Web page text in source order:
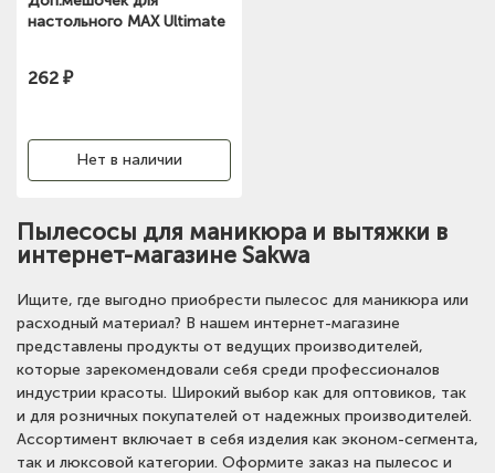
настольного MAX Ultimate
262 ₽
Нет в наличии
Пылесосы для маникюра и вытяжки в
интернет-магазине Sakwa
Ищите, где выгодно приобрести пылесос для маникюра или
расходный материал? В нашем интернет-магазине
представлены продукты от ведущих производителей,
которые зарекомендовали себя среди профессионалов
индустрии красоты. Широкий выбор как для оптовиков, так
и для розничных покупателей от надежных производителей.
Ассортимент включает в себя изделия как эконом-сегмента,
так и люксовой категории. Оформите заказ на пылесос и